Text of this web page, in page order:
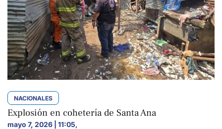
NACIONALES
Explosión en cohetería de Santa Ana
mayo 7, 2026 | 11:05,